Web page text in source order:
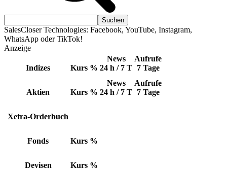
SalesCloser Technologies: Facebook, YouTube, Instagram,
WhatsApp oder TikTok!
Anzeige
Indizes Kurs %
News
24 h / 7 T
Aufrufe
7 Tage
Aktien Kurs %
News
24 h / 7 T
Aufrufe
7 Tage
Xetra-Orderbuch
Fonds Kurs %
Devisen Kurs %